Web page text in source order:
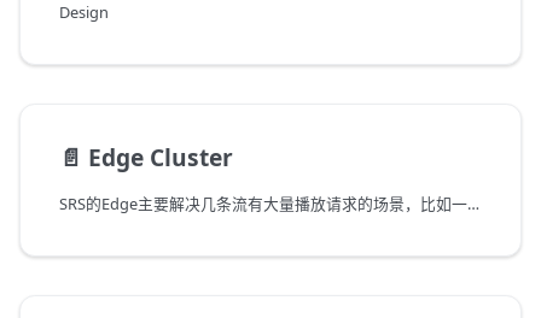
Design
📄️ Edge Cluster
SRS的Edge主要解决几条流有大量播放请求的场景，比如一个流有上万人观看。SRS的Edge能对接所有的标准RTMP源站服务器。